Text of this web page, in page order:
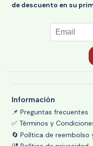
de descuento en su
Información
📌 Preguntas frecuentes
✅ Términos y
🔄 Política de reembolso